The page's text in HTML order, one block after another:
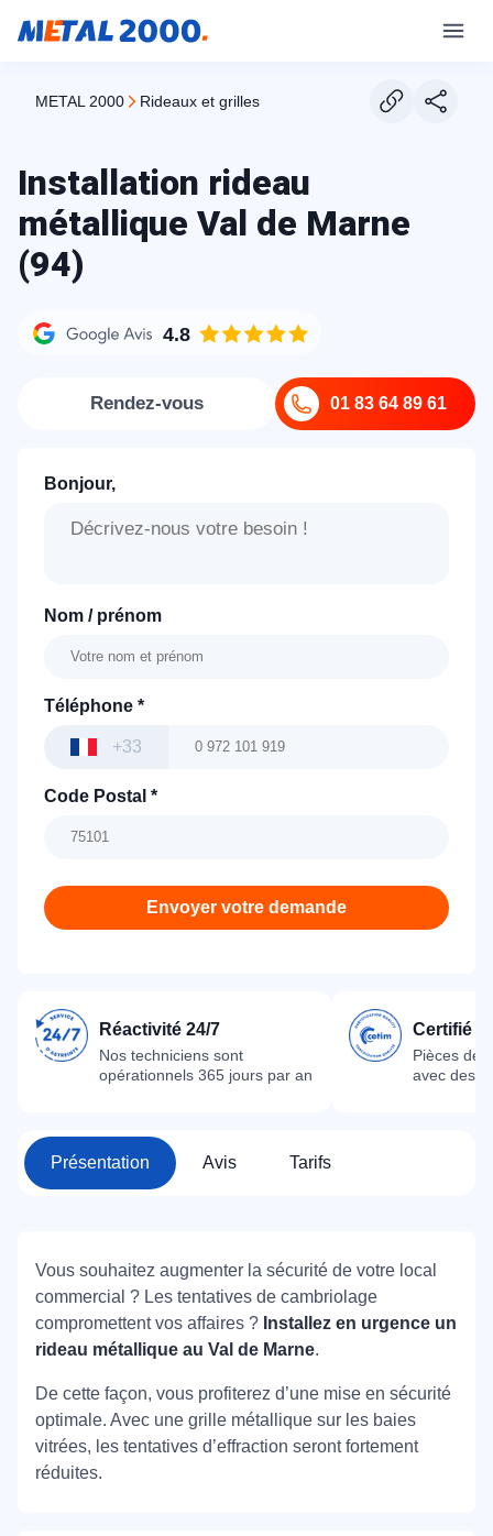
METAL 2000 rideaux et grilles
Installation rideau
métallique Val de Marne
(94)
4.8
01 83 64 89 61
Rendez-vous
Bonjour,
Nom / prénom
Téléphone *
+33
Code Postal *
Envoyer votre demande
Réactivité 24/7
Nos techniciens sont
opérationnels 365 jours par an
Certifié
Pièces
avec des
Présentation Avis Tarifs
Vous souhaitez augmenter la sécurité de votre local
commercial ? Les tentatives de cambriolage
compromettent vos affaires ? Installez en urgence un
rideau métallique au Val de Marne.
De cette façon, vous profiterez d’une mise en sécurité
optimale. Avec une grille métallique sur les baies
vitrées, les tentatives d’effraction seront fortement
réduites.